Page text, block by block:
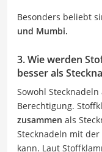
Besonders beliebt
und Mumbi.
3. Wie werden
besser als
Sowohl
Berechtigung.
zusammen als
Stecknadeln mit der
kann. Laut